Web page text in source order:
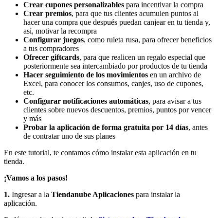
Crear cupones personalizables para incentivar la compra
Crear premios, para que tus clientes acumulen puntos al
hacer una compra que después puedan canjear en tu tienda y,
así, motivar la recompra
Configurar juegos, como ruleta rusa, para ofrecer beneficios
a tus compradores
Ofrecer giftcards, para que realicen un regalo especial que
posteriormente sea intercambiado por productos de tu tienda
Hacer seguimiento de los movimientos en un archivo de
Excel, para conocer los consumos, canjes, uso de cupones,
etc.
Configurar notificaciones automáticas, para avisar a tus
clientes sobre nuevos descuentos, premios, puntos por vencer
y más
Probar la aplicación de forma gratuita por 14 días, antes
de contratar uno de sus planes
En este tutorial, te contamos cómo instalar esta aplicación en tu
tienda.
¡Vamos a los pasos!
1. Ingresar a la Tiendanube Aplicaciones para instalar la
aplicación.